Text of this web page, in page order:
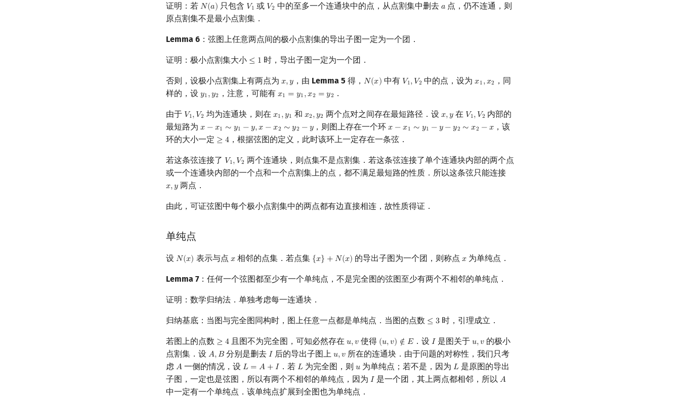
证明：若 𝑁(𝑎)
N(a) 只包含 𝑉1
V1 或 𝑉2
V2 中的至多一个连通块中的点，从点割集中删去 𝑎
a 点，仍不连通，则
原点割集不是最小点割集．
Lemma 6 ：弦图上任意两点间的极小点割集的导出子图一定为一个团．
证明：极小点割集大小 ≤ 1
≤1 时，导出子图一定为一个团．
否则，设极小点割集上有两点为 𝑥,𝑦
x,y ，由 Lemma 5 得，𝑁(𝑥)
N(x) 中有 𝑉1, 𝑉2
V1,V2 中的点，设为𝑥1,𝑥2
x1,x2
，同
样的，设 𝑦1,𝑦2
y1,y2 ，注意，可能有 𝑥1 = 𝑦1,𝑥2 = 𝑦2
x1 =y1,x2=y2 ．
由于 𝑉1, 𝑉2
V1,V2 均为连通块，则在 𝑥1,𝑦1
x1,y1 和 𝑥2,𝑦2
x2,y2 两个点对之间存在最短路径．设 𝑥,𝑦
x,y 在 𝑉1, 𝑉2
V1,V2 内部的
最短路为 𝑥 −𝑥1 ∼ 𝑦1 −𝑦,𝑥 −𝑥2 ∼𝑦2 −𝑦
x− x1 ∼y 1− y,x −x 2∼y 2− y ，则图上存在一个环𝑥 −𝑥1 ∼ 𝑦1 −𝑦−𝑦2 ∼ 𝑥2 −𝑥
x−x1∼y 1− y− y2 ∼ x2 −x
，该
环的大小一定 ≥ 4
≥4 ，根据弦图的定义，此时该环上一定存在一条弦．
若这条弦连接了 𝑉1, 𝑉2
V1,V2 两个连通块，则点集不是点割集．若这条弦连接了单个连通块内部的两个点
或一个连通块内部的一个点和一个点割集上的点，都不满足最短路的性质．所以这条弦只能连接
𝑥,𝑦
x,y 两点．
由此，可证弦图中每个极小点割集中的两点都有边直接相连，故性质得证．
单纯点
设 𝑁(𝑥)
N(x) 表示与点 𝑥
x相邻的点集．若点集 {𝑥} +𝑁(𝑥)
{x}+ N( x) 的导出子图为一个团，则称点𝑥
x 为单纯点．
Lemma 7：任何一个弦图都至少有一个单纯点，不是完全图的弦图至少有两个不相邻的单纯点．
证明：数学归纳法．单独考虑每一连通块．
归纳基底：当图与完全图同构时，图上任意一点都是单纯点．当图的点数 ≤ 3
≤3 时，引理成立．
若图上的点数 ≥ 4
≥4 且图不为完全图，可知必然存在 𝑢,𝑣
u,v 使得 (𝑢,𝑣) ∉ 𝐸
(u,v)∉E ．设𝐼
I 是图关于𝑢,𝑣
u,v 的极小
点割集．设 𝐴,𝐵
A,B 分别是删去𝐼
I 后的导出子图上𝑢,𝑣
u,v 所在的连通块．由于问题的对称性，我们只考
虑 𝐴
A 一侧的情况，设 𝐿 = 𝐴 +𝐼
L= A+I ．若 𝐿
L为完全图，则 𝑢
u为单纯点；若不是，因为 𝐿
L是原图的导出
子图，一定也是弦图，所以有两个不相邻的单纯点，因为 𝐼
I是一个团，其上两点都相邻，所以 𝐴
A
中一定有一个单纯点．该单纯点扩展到全图也为单纯点．